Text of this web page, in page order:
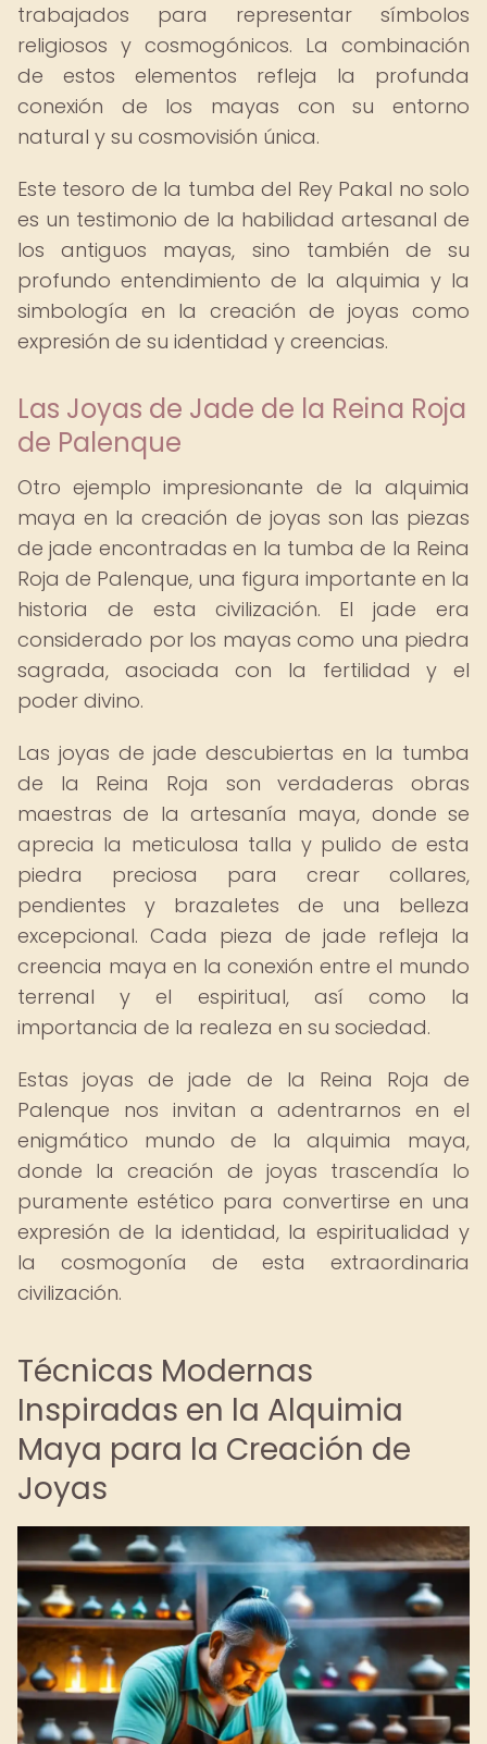
trabajados para representar símbolos
religiosos y cosmogónicos. La combinación
de estos elementos refleja la profunda
conexión de los mayas con su entorno
natural y su cosmovisión única.
Este tesoro de la tumba del Rey Pakal no solo
es un testimonio de la habilidad artesanal de
los antiguos mayas, sino también de su
profundo entendimiento de la alquimia y la
simbología en la creación de joyas como
expresión de su identidad y creencias.
Las Joyas de Jade de la Reina Roja
de Palenque
Otro ejemplo impresionante de la alquimia
maya en la creación de joyas son las piezas
de jade encontradas en la tumba de la Reina
Roja de Palenque, una figura importante en la
historia de esta civilización. El jade era
considerado por los mayas como una piedra
sagrada, asociada con la fertilidad y el
poder divino.
Las joyas de jade descubiertas en la tumba
de la Reina Roja son verdaderas obras
maestras de la artesanía maya, donde se
aprecia la meticulosa talla y pulido de esta
piedra preciosa para crear collares,
pendientes y brazaletes de una belleza
excepcional. Cada pieza de jade refleja la
creencia maya en la conexión entre el mundo
terrenal y el espiritual, así como la
importancia de la realeza en su sociedad.
Estas joyas de jade de la Reina Roja de
Palenque nos invitan a adentrarnos en el
enigmático mundo de la alquimia maya,
donde la creación de joyas trascendía lo
puramente estético para convertirse en una
expresión de la identidad, la espiritualidad y
la cosmogonía de esta extraordinaria
civilización.
Técnicas Modernas
Inspiradas en la Alquimia
Maya para la Creación de
Joyas